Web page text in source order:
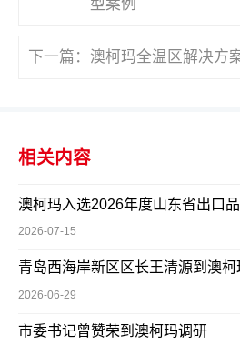
型案例
下一篇： 澳柯玛全温区解决方
相关内容
澳柯玛入选2026年度山东省出口
2026-07-15
青岛西海岸新区区长王清源到澳
2026-06-29
市委书记曾赞荣到澳柯玛调研